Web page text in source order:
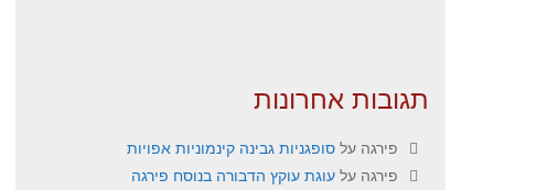
תגובות אחרונות
פירגה על סופגניות גבינה קינמוניות אפויות
פירגה על עוגת עוקץ הדבורה בנוסח פירגה